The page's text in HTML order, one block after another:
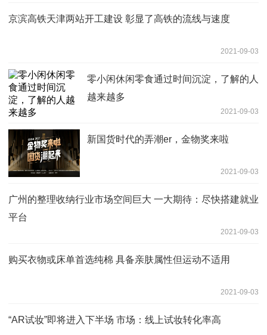
京滨高铁天津两站开工建设 彰显了高铁的流线与速度
2021-09-03
零小闲休闲零食通过时间沉淀，了解的人
越来越多
2021-09-03
新国货时代的弄潮er，金物奖来啦
2021-09-03
广州的整理收纳行业市场空间巨大 一大期待：尽快搭建就业
平台
2021-09-03
购买衣物或床单首选纯棉 具备亲肤属性但运动不适用
2021-09-03
“AR试妆”即将进入下半场 市场：线上试妆转化率高